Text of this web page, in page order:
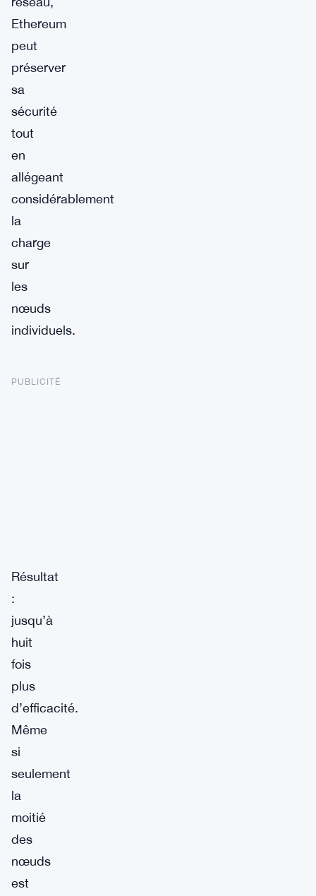
Ethereum
peut
préserver
sa
sécurité
tout
en
allégeant
considérablement
la
charge
sur
les
nœuds
individuels.
PUBLICITÉ
Résultat
:
jusqu’à
huit
fois
plus
d’efficacité.
Même
si
seulement
la
moitié
des
nœuds
est